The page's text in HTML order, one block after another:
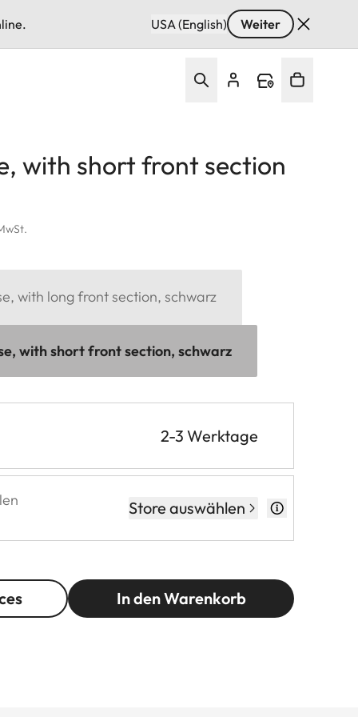
USA (English) Weiter
with short front section
with long front section, schwarz
with short front section, schwarz
2-3 Werktage
Store auswählen
In den Warenkorb